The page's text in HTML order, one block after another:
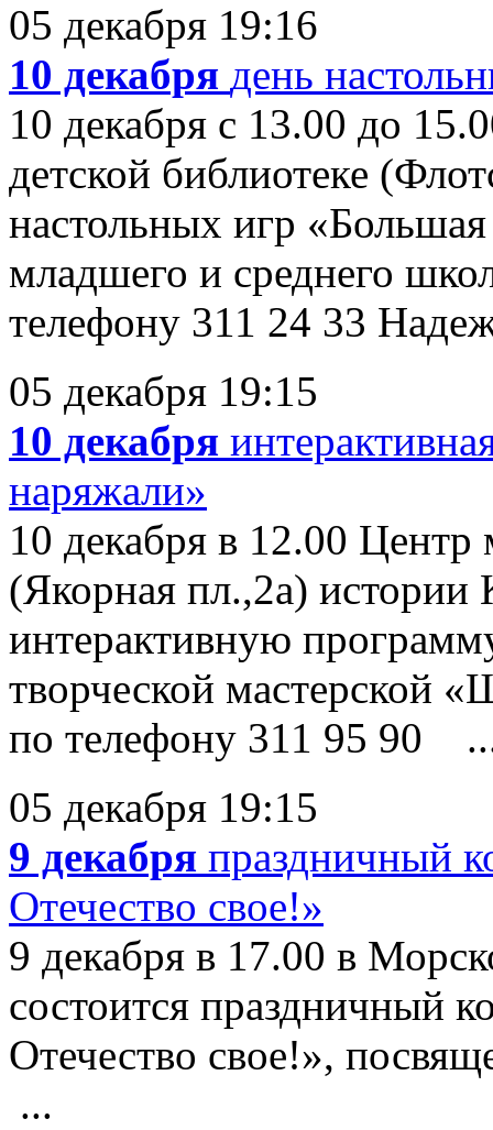
05 декабря 19:16
10 декабря день
10 декабря с 13.00 до
детской библиотеке
настольных игр
младшего и среднего
телефону 311 24 33
05 декабря 19:15
10 декабря
наряжали»
10 декабря в 12.00
(Якорная пл.,2а) истории
интерактивную
творческой мастерской
по телефону 311 95 90
05 декабря 19:15
9 декабря праздничный
Отечество свое!»
9 декабря в 17.00 в
состоится праздничный
Отечество свое!»,
...